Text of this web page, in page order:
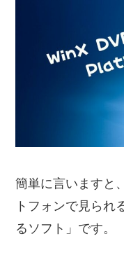
簡単に言いますと
トフォンで見られ
るソフト」です。